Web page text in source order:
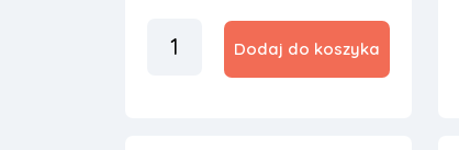
Dodaj do koszyka